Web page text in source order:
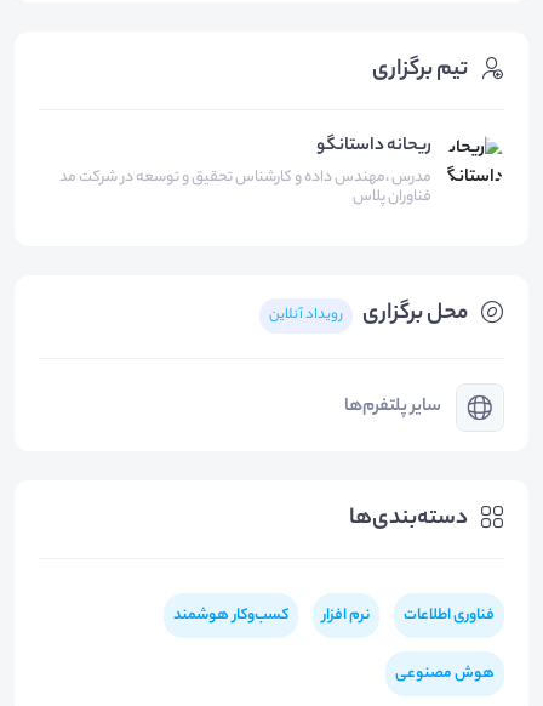
محل برگزاری رویداد آنلاین
سایر پلتفرم‌ها
دسته‌بندی‌ها
فناوری اطلاعات نرم افزار کسب‌و‌کار هوشمند
هوش مصنوعی
تیم برگزاری
ریحانه داستانگو
مدرس ،مهندس داده و کارشناس تحقیق و توسعه در شرکت مد
فناوران پلاس